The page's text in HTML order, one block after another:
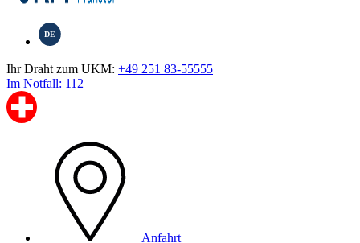
DE
Ihr Draht zum UKM: +49 251 83-55555
Im Notfall: 112
Anfahrt